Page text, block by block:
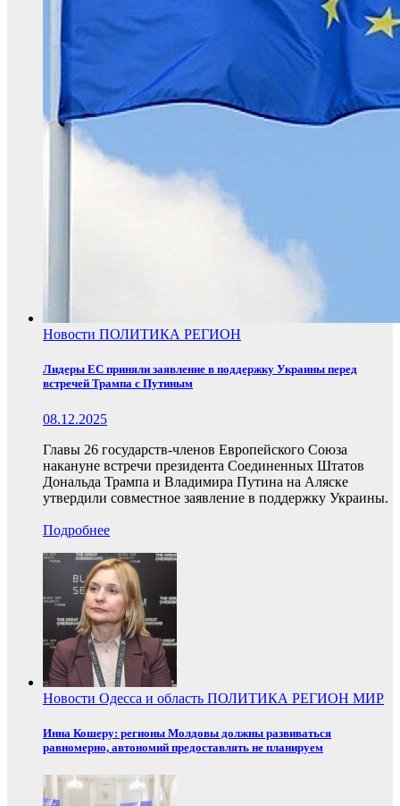
Новости ПОЛИТИКА РЕГИОН
Лидеры ЕС приняли заявление в поддержку Украины перед
встречей Трампа с Путиным
08.12.2025
Главы 26 государств-членов Европейского Союза
накануне встречи президента Соединенных Штатов
Дональда Трампа и Владимира Путина на Аляске
утвердили совместное заявление в поддержку Украины.
Подробнее
Новости Одесса и область ПОЛИТИКА РЕГИОН МИР
Инна Кошеру: регионы Молдовы должны развиваться
равномерно, автономий предоставлять не планируем